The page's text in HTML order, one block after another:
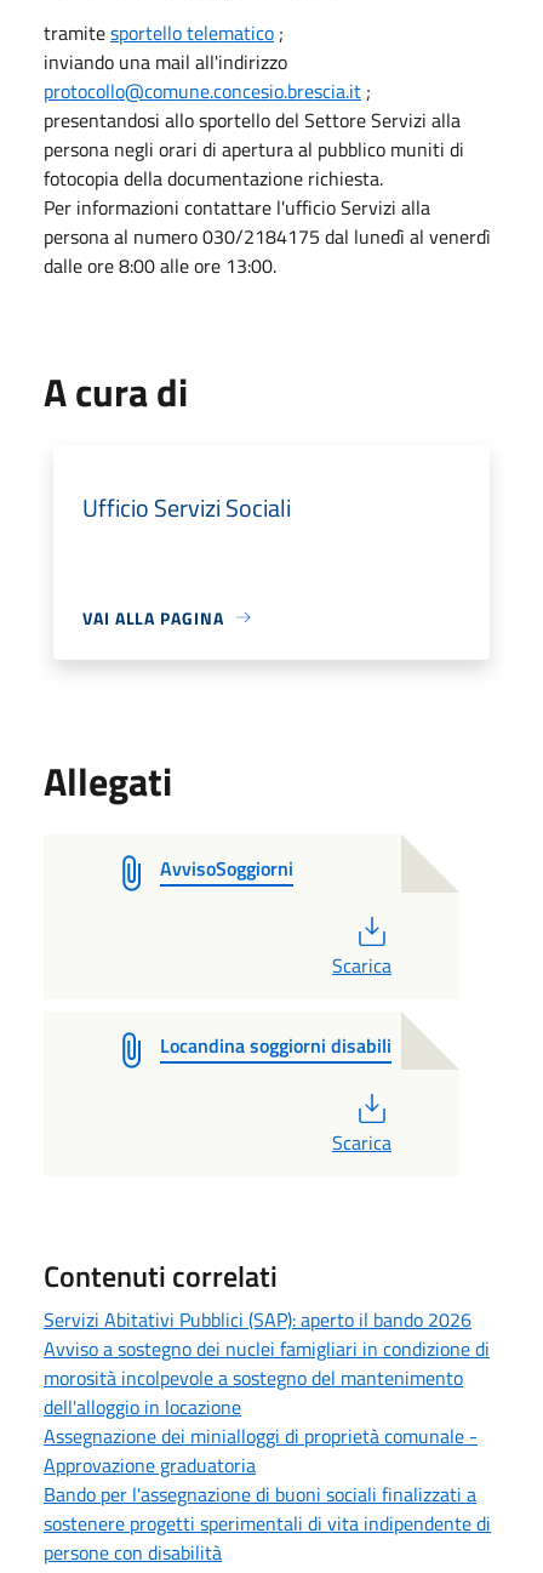
tramitesportello telematico ;
inviando una mail all'indirizzo
protocollo@comune.concesio.brescia.it ;
presentandosi allo sportello del Settore Servizi alla
persona negli orari di apertura al pubblico muniti di
fotocopia della documentazione richiesta.
Per informazioni contattare l'ufficio Servizi alla
persona al numero 030/2184175 dal lunedì al venerdì
dalle ore 8:00 alle ore 13:00.
A cura di
Ufficio Servizi Sociali
VAI ALLA PAGINA
Allegati
AvvisoSoggiorni
Scarica
Locandina soggiorni disabili
Scarica
Contenuti correlati
Servizi Abitativi Pubblici (SAP): aperto il bando 2026
Avviso a sostegno dei nuclei famigliari in condizione di
morosità incolpevole a sostegno del mantenimento
dell'alloggio in locazione
Assegnazione dei minialloggi di proprietà comunale -
Approvazione graduatoria
Bando per l'assegnazione di buoni sociali finalizzati a
sostenere progetti sperimentali di vita indipendente di
persone con disabilità